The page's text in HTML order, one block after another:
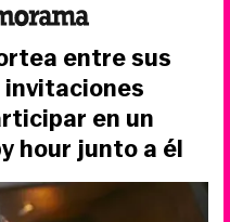
entre sus
en un
hour junto a él